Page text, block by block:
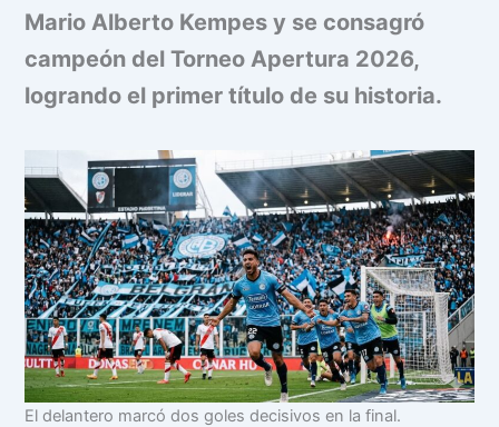
Mario Alberto Kempes y se consagró
campeón del Torneo Apertura 2026,
logrando el primer título de su historia.
El delantero marcó dos goles decisivos en la final.